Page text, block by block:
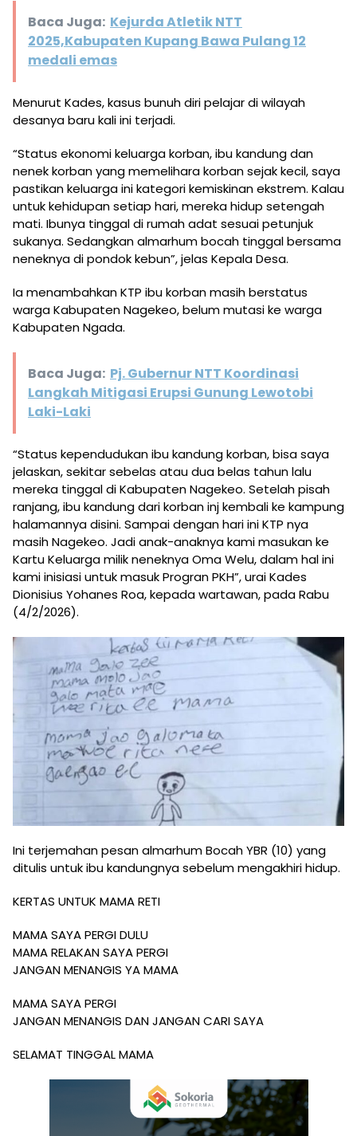
Baca Juga: Kejurda Atletik NTT
2025,Kabupaten Kupang Bawa Pulang 12
medali emas
Menurut Kades, kasus bunuh diri pelajar di wilayah
desanya baru kali ini terjadi.
“Status ekonomi keluarga korban, ibu kandung dan
nenek korban yang memelihara korban sejak kecil, saya
pastikan keluarga ini kategori kemiskinan ekstrem. Kalau
untuk kehidupan setiap hari, mereka hidup setengah
mati. Ibunya tinggal di rumah adat sesuai petunjuk
sukanya. Sedangkan almarhum bocah tinggal bersama
neneknya di pondok kebun”, jelas Kepala Desa.
Ia menambahkan KTP ibu korban masih berstatus
warga Kabupaten Nagekeo, belum mutasi ke warga
Kabupaten Ngada.
Baca Juga: Pj. Gubernur NTT Koordinasi
Langkah Mitigasi Erupsi Gunung Lewotobi
Laki-Laki
“Status kependudukan ibu kandung korban, bisa saya
jelaskan, sekitar sebelas atau dua belas tahun lalu
mereka tinggal di Kabupaten Nagekeo. Setelah pisah
ranjang, ibu kandung dari korban inj kembali ke kampung
halamannya disini. Sampai dengan hari ini KTP nya
masih Nagekeo. Jadi anak-anaknya kami masukan ke
Kartu Keluarga milik neneknya Oma Welu, dalam hal ini
kami inisiasi untuk masuk Progran PKH”, urai Kades
Dionisius Yohanes Roa, kepada wartawan, pada Rabu
(4/2/2026).
Ini terjemahan pesan almarhum Bocah YBR (10) yang
ditulis untuk ibu kandungnya sebelum mengakhiri hidup.
KERTAS UNTUK MAMA RETI
MAMA SAYA PERGI DULU
MAMA RELAKAN SAYA PERGI
JANGAN MENANGIS YA MAMA
MAMA SAYA PERGI
JANGAN MENANGIS DAN JANGAN CARI SAYA
SELAMAT TINGGAL MAMA